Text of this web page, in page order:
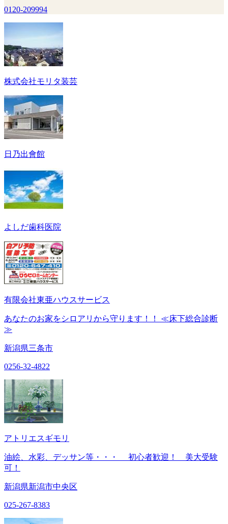
0120-209994
株式会社モリタ装芸
日乃出會館
よしだ歯科医院
有限会社東亜ハウスサービス
あなたのお家をシロアリから守ります！！ ≪床下総合診断
≫
新潟県三条市
0256-32-4822
アトリエスギモリ
油絵、水彩、デッサン等・・・ 初心者歓迎！ 美大受験
可！
新潟県新潟市中央区
025-267-8383